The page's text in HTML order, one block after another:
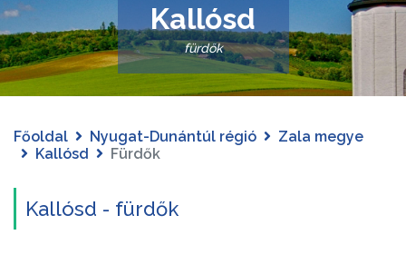
Kallósd
fürdők
Főoldal Nyugat-Dunántúl régió
Zala megye
Kallósd
Fürdők
Kallósd - fürdők